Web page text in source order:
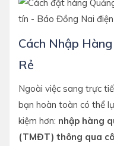
Cách Nhập
Rẻ
Ngoài việc sang trực
bạn hoàn toàn có thể
kiệm hơn: nhập hàng
(TMĐT) thông qua